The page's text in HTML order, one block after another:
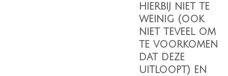
hierbij niet te
weinig (ook
niet teveel om
te voorkomen
dat deze
uitloopt) en